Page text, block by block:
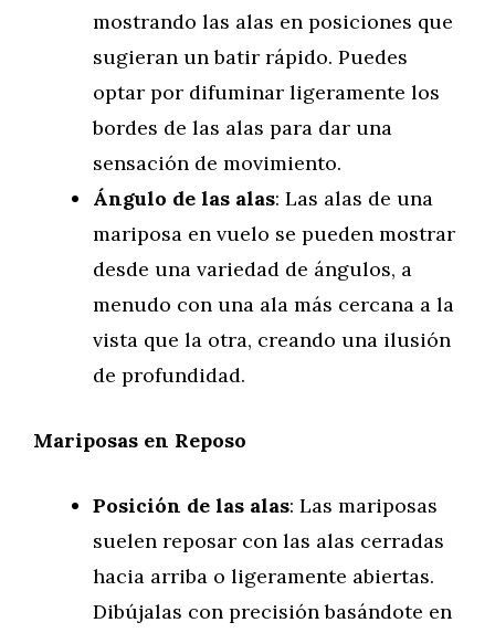
mostrando las alas en posiciones que
sugieran un batir rápido. Puedes
optar por difuminar ligeramente los
bordes de las alas para dar una
sensación de movimiento.
Ángulo de las alas: Las alas de una
mariposa en vuelo se pueden mostrar
desde una variedad de ángulos, a
menudo con una ala más cercana a la
vista que la otra, creando una ilusión
de profundidad.
Mariposas en Reposo
Posición de las alas: Las mariposas
suelen reposar con las alas cerradas
hacia arriba o ligeramente abiertas.
Dibújalas con precisión basándote en